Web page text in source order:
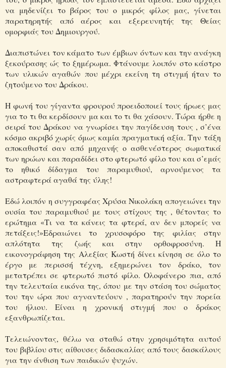
να μηδενίζει το βάρος του ο μικρός φίλος μας, γίνεται
παρατηρητής από αέρος και εξερευνητής της Θείας
ομορφιάς του Δημιουργού.
Διαπιστώνει τον κάματο των έμβιων όντων και την ανάγκη
ξεκούρασης ώς το ξημέρωμα. Φτάνουμε λοιπόν στο κάστρο
των υλικών αγαθών που μέχρι εκείνη τη στιγμή ήταν το
ζητούμενο του Δράκου.
Η φωνή του γίγαντα φρουρού προειδοποιεί τους ήρωες μας
για το τι θα κερδίσουν μα και το τι θα χάσουν. Τώρα ήρθε η
σειρά του Δράκου να γνωρίσει την παγίδευση τους , σ’ένα
κόσμο ακριβό χωρίς όμως καμία πραγματική αξία. Την τάξη
αποκαθιστά σαν από μηχανής ο ασθενέστερος σωματικά
των ηρώων και παραδίδει στο φτερωτό φίλο του και σ’εμάς
το ηθικό δίδαγμα του παραμυθιού, αρνούμενος τα
αστραφτερά αγαθά της ύλης!
Εδώ λοιπόν η συγγραφέας Χρύσα Νικολάκη απογειώνει την
ουσία του παραμυθιού με τους στίχους της , θέτοντας το
ερώτημα «Τι να τα κάνεις τα φτερά, αν δεν μπορείς να
πετάξεις!»Εδραιώνει το χρυσοφόρο της φιλίας στην
απλότητα της ζωής και στην ορθοφροσύνη. Η
εικονογράφηση της Αλεξίας Κωστή δίνει κίνηση σε όλο το
έργο με περισσή τέχνη, εξημερώνει τον δράκο, τον
μετατρέπει σε φτερωτό πιστό φίλο. Ολοφάνερο πια, από
την τελευταία εικόνα της, όπου με την στάση του σώματος
του την ώρα που αγναντεύουν , παρατηρούν την πορεία
του ήλιου. Είναι η χρονική στιγμή που ο δράκος
εξανθρωπίζεται.
Τελειώνοντας, θέλω να σταθώ στην χρησιμότητα αυτού
του βιβλίου στις αίθουσες διδασκαλίας από τους δασκάλους
για την άνθιση των παιδικών ψυχών.